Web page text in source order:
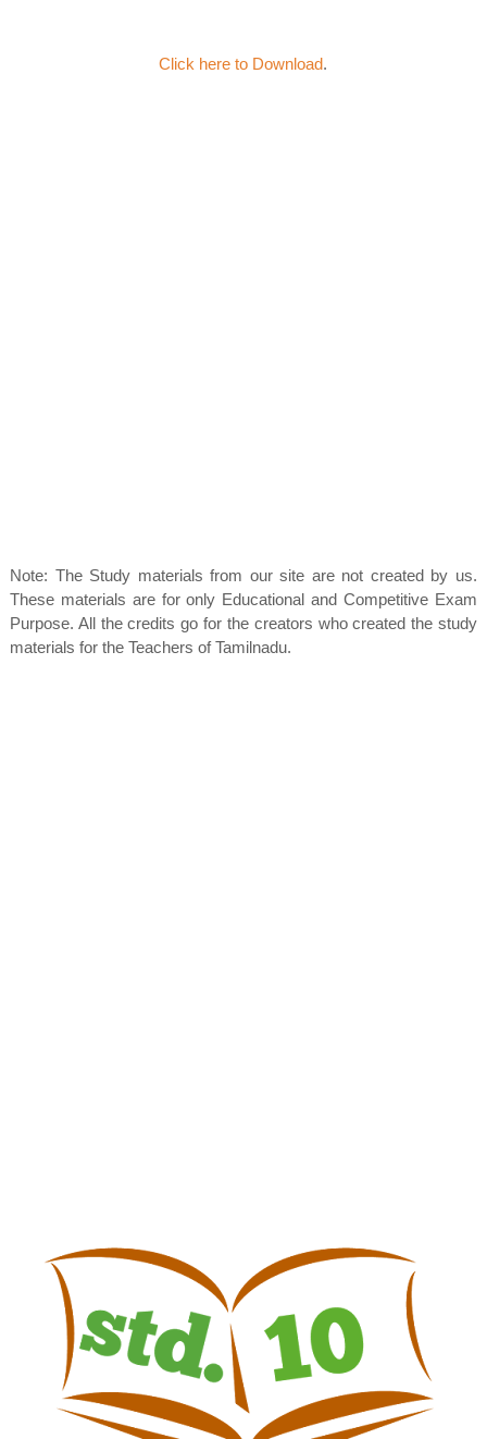
Click here to Download.
Note: The Study materials from our site are not created by us.
These materials are for only Educational and Competitive Exam
Purpose. All the credits go for the creators who created the study
materials for the Teachers of Tamilnadu.